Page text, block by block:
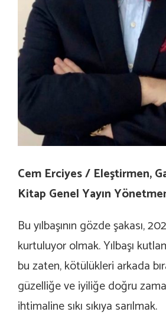
Cem Erciyes / Eleştirmen,
Kitap Genel Yayın
Bu yılbaşının gözde şakası,
kurtuluyor olmak. Yılbaşı
bu zaten, kötülükleri arkada
güzelliğe ve iyiliğe doğru
ihtimaline sıkı sıkıya sarılmak.